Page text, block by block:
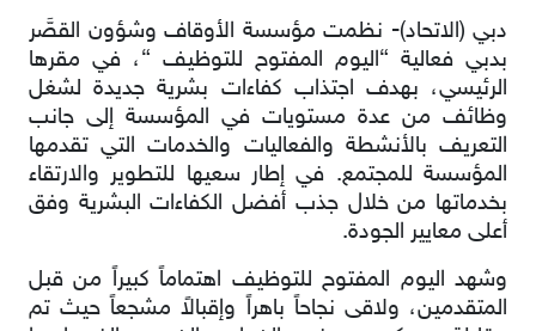
دبي (الاتحاد)- نظمت مؤسسة الأوقاف وشؤون القصَّر
بدبي فعالية “اليوم المفتوح للتوظيف “، في مقرها
الرئيسي، بهدف اجتذاب كفاءات بشرية جديدة لشغل
وظائف من عدة مستويات في المؤسسة إلى جانب
التعريف بالأنشطة والفعاليات والخدمات التي تقدمها
المؤسسة للمجتمع. في إطار سعيها للتطوير والارتقاء
بخدماتها من خلال جذب أفضل الكفاءات البشرية وفق
أعلى معايير الجودة.
وشهد اليوم المفتوح للتوظيف اهتماماً كبيراً من قبل
المتقدمين، ولاقى نجاحاً باهراً وإقبالاً مشجعاً حيث تم